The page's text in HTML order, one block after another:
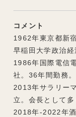
コメント
1962年東京都新
早稲田大学政治
1986年国際電信
社。36年間勤務
2013年サラリー
立。会長として
2018年-2022年